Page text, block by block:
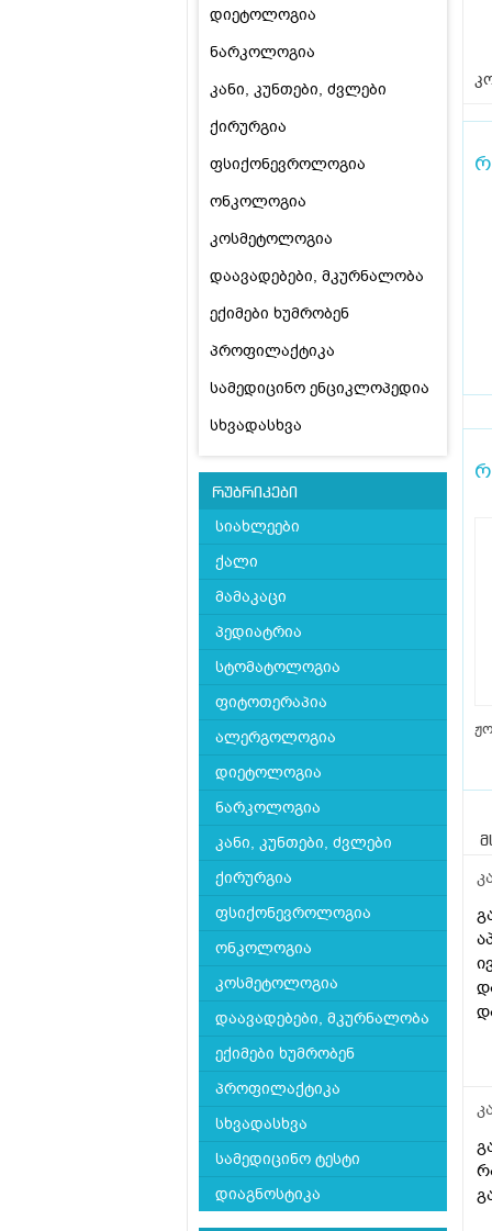
დიეტოლოგია
ნარკოლოგია
კანი, კუნთები, ძვლები
ქირურგია
ფსიქონევროლოგია
ონკოლოგია
კოსმეტოლოგია
დაავადებები, მკურნალობა
ექიმები ხუმრობენ
პროფილაქტიკა
სამედიცინო ენციკლოპედია
სხვადასხვა
რუბრიკები
სიახლეები
ქალი
მამაკაცი
პედიატრია
სტომატოლოგია
ფიტოთერაპია
ალერგოლოგია
დიეტოლოგია
ნარკოლოგია
კანი, კუნთები, ძვლები
ქირურგია
ფსიქონევროლოგია
ონკოლოგია
კოსმეტოლოგია
დაავადებები, მკურნალობა
ექიმები ხუმრობენ
პროფილაქტიკა
სხვადასხვა
სამედიცინო ტესტი
დიაგნოსტიკა